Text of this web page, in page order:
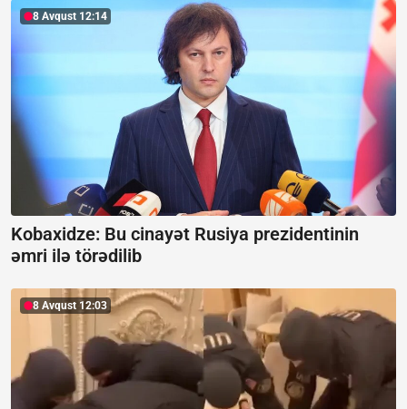
8 Avqust 12:14
Kobaxidze: Bu cinayət Rusiya prezidentinin
əmri ilə törədilib
8 Avqust 12:03